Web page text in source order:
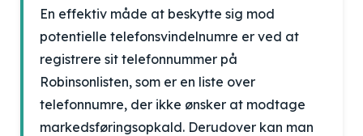
En effektiv måde at beskytte sig mod
potentielle telefonsvindelnumre er ved at
registrere sit telefonnummer på
Robinsonlisten, som er en liste over
telefonnumre, der ikke ønsker at modtage
markedsføringsopkald. Derudover kan man